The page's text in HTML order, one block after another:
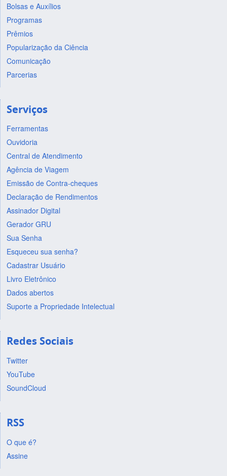
Bolsas e Auxílios
Programas
Prêmios
Popularização da Ciência
Comunicação
Parcerias
Serviços
Ferramentas
Ouvidoria
Central de Atendimento
Agência de Viagem
Emissão de Contra-cheques
Declaração de Rendimentos
Assinador Digital
Gerador GRU
Sua Senha
Esqueceu sua senha?
Cadastrar Usuário
Livro Eletrônico
Dados abertos
Suporte a Propriedade Intelectual
Redes Sociais
Twitter
YouTube
SoundCloud
RSS
O que é?
Assine